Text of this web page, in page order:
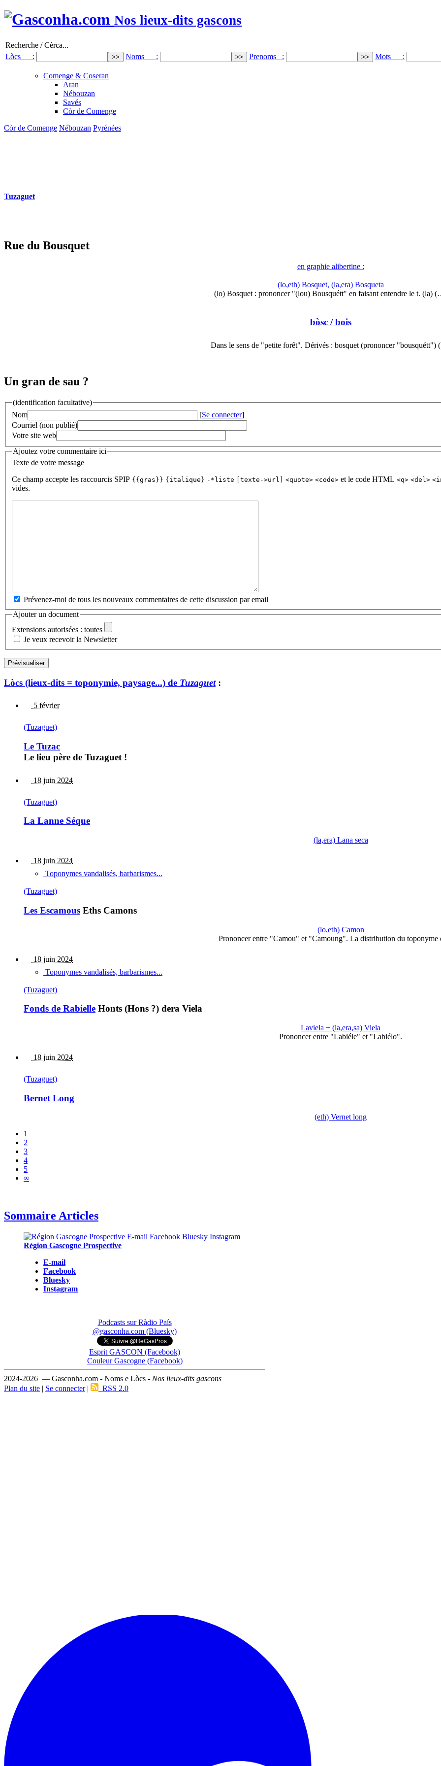
Nos lieux-dits gascons
Recherche / Cèrca...
Lòcs :
Noms : Prenoms : Mots :
Comenge & Coseran
Aran
Nébouzan
Savés
Còr de Comenge
Còr de Comenge Nébouzan Pyrénées
Tuzaguet
Rue du Bousquet
en graphie alibertine :
(lo,eth) Bosquet, (la,era) Bosqueta
(lo) Bosquet : prononcer "(lou) Bousquétt" en faisant entendre le t. (la)
bòsc / bois
Dans le sens de "petite forêt". Dérivés : bosquet (prononcer
Un gran de sau ?
(identification facultative)
Nom
[Se connecter]
Courriel (non publié)
Votre site web
Ajoutez votre commentaire ici
Texte de votre message
Ce champ accepte les raccourcis SPIP {{gras}} {italique} -*liste [texte->url] <quote> <code> et le code HTML <q> <del>
vides.
Prévenez-moi de tous les nouveaux commentaires de cette discussion par email
Ajouter un document
Extensions autorisées : toutes
Je veux recevoir la Newsletter
Lòcs (lieux-dits = toponymie, paysage...) de Tuzaguet:
5 février
(Tuzaguet)
Le Tuzac
Le lieu père de Tuzaguet !
18 juin 2024
(Tuzaguet)
La Lanne Séque
(la,era) Lana seca
18 juin 2024
Toponymes vandalisés, barbarismes...
(Tuzaguet)
Les Escamous Eths Camons
(lo,eth) Camon
Prononcer entre "Camou" et "Camoung". La distribution du
18 juin 2024
Toponymes vandalisés, barbarismes...
(Tuzaguet)
Fonds de Rabielle Honts (Hons ?) dera Viela
Laviela + (la,era,sa) Viela
Prononcer entre "Labiéle" et "Labiélo".
18 juin 2024
(Tuzaguet)
Bernet Long
(eth) Vernet long
1
2
3
4
5
∞
Sommaire Articles
Région Gascogne Prospective
E-mail
Facebook
Bluesky
Instagram
Podcasts sur Ràdio País
@gasconha.com (Bluesky)
Esprit GASCON (Facebook)
Couleur Gascogne (Facebook)
2024-2026 — Gasconha.com - Noms e Lòcs - Nos lieux-dits gascons
Plan du site | Se connecter| RSS 2.0